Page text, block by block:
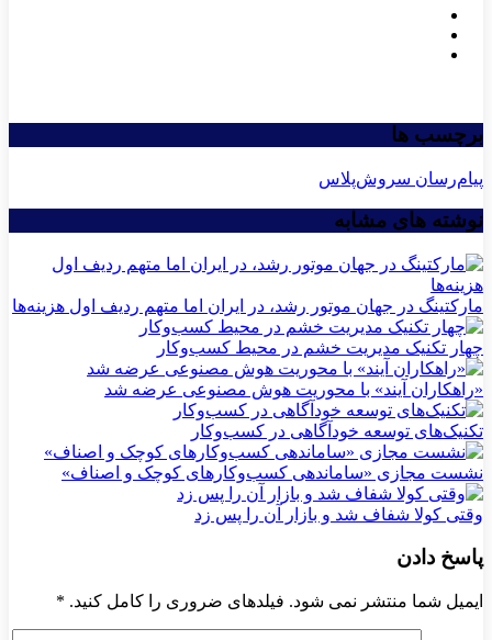
برچسب ها
پیام‌رسان سروش‌پلاس
نوشته های مشابه
مارکتینگ در جهان موتور رشد، در ایران اما متهم ردیف اول هزینه‌ها
چهار تکنیک مدیریت خشم در محیط کسب‌وکار
«راهکاران آیند» با محوریت هوش مصنوعی عرضه شد
تکنیک‌های توسعه خودآگاهی در کسب‌وکار
نشست مجازی «ساماندهی کسب‌وکارهای کوچک و اصناف»
وقتی کولا شفاف شد و بازار آن را پس زد
پاسخ دادن
ایمیل شما منتشر نمی شود. فیلدهای ضروری را کامل کنید. *